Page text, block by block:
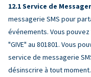
Service de
messagerie SMS pour
événements. Vous
"GIVE" au 801801. Vous
service de messagerie
désinscrire à tout